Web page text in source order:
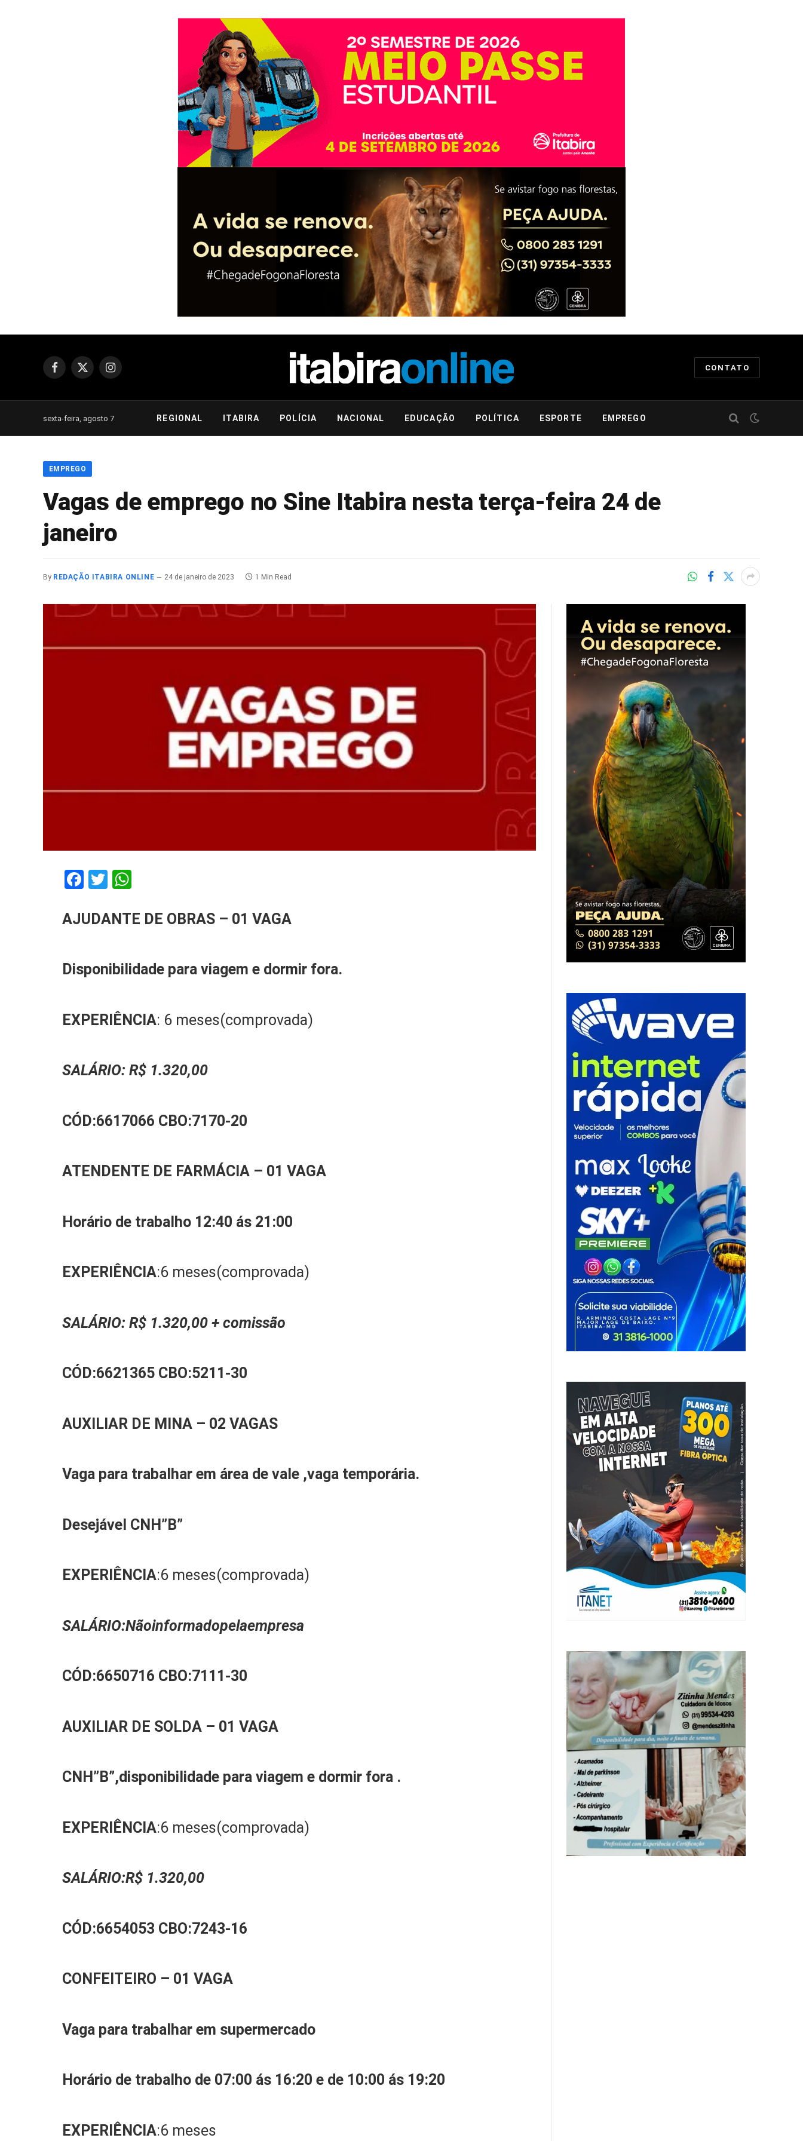
Facebook
X
Instagram
CONTATO
sexta-feira, agosto 7 REGIONAL ITABIRA POLÍCIA NACIONAL EDUCAÇÃO POLÍTICA ESPORTE EMPREGO
EMPREGO
Vagas de emprego no Sine Itabira nesta terça-feira 24 de
janeiro
By REDAÇÃO ITABIRA ONLINE 24 de janeiro de 2023 1 Min Read
Facebook
Twitter
AJUDANTE DE OBRAS – 01 VAGA
Disponibilidade para viageme dormir fora.
EXPERIÊNCIA: 6 meses(comprovada)
SALÁRIO:R$ 1.320,00
CÓD:6617066 CBO:7170-20
ATENDENTE DE FARMÁCIA – 01 VAGA
Horário de trabalho 12:40 ás 21:00
EXPERIÊNCIA:6 meses(comprovada)
SALÁRIO:R$ 1.320,00 + comissão
CÓD:6621365 CBO:5211-30
AUXILIAR DE MINA – 02 VAGAS
Vaga para trabalharem área de vale ,vaga temporária.
Desejável CNH”B”
EXPERIÊNCIA:6 meses(comprovada)
SALÁRIO:Nãoinformadopelaempresa
CÓD:6650716 CBO:7111-30
AUXILIAR DE SOLDA – 01 VAGA
CNH”B”,disponibilidade para viagem e dormir fora .
EXPERIÊNCIA:6 meses(comprovada)
SALÁRIO:R$ 1.320,00
CÓD:6654053 CBO:7243-16
CONFEITEIRO – 01 VAGA
Vaga para trabalharem supermercado
Horário de trabalho de 07:00 ás 16:20 e de 10:00 ás 19:20
EXPERIÊNCIA:6 meses